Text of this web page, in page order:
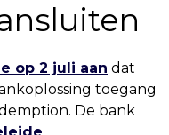
op 2 juli aan dat
toegang
De bank